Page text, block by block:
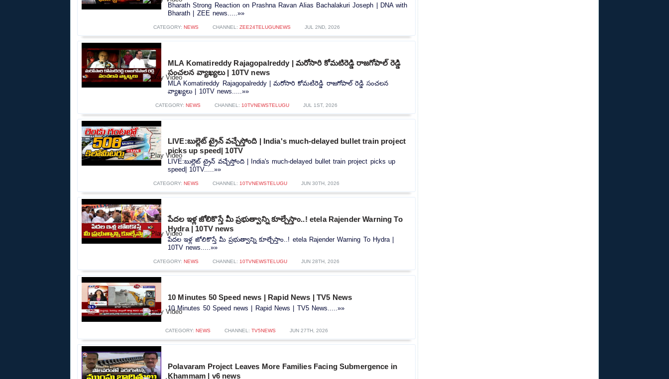
Bharath Strong Reaction on Prashna Ravan Alias Bachalakuri Joseph | DNA with
Bharath | ZEE news.....»»
CATEGORY: NEWS CHANNEL: ZEE24TELUGUNEWS JUL 2ND, 2026
MLA Komatireddy Rajagopalreddy | మరోసారి కోమటిరెడ్డి రాజగోపాల్ రెడ్డి
సంచలన వ్యాఖ్యలు | 10TV news
MLA Komatireddy Rajagopalreddy | మరోసారి కోమటిరెడ్డి రాజగోపాల్ రెడ్డి సంచలన
వ్యాఖ్యలు | 10TV news.....»»
CATEGORY: NEWS CHANNEL: 10TVNEWSTELUGU JUL 1ST, 2026
LIVE:బుల్లెట్‌ ట్రైన్‌ వచ్చేస్తోంది | India's much-delayed bullet train project
picks up speed| 10TV
LIVE:బుల్లెట్‌ ట్రైన్‌ వచ్చేస్తోంది | India's much-delayed bullet train project picks up
speed| 10TV.....»»
CATEGORY: NEWS CHANNEL: 10TVNEWSTELUGU JUN 30TH, 2026
పేదల ఇళ్ల జోలికొస్తే మీ ప్రభుత్వాన్ని కూల్చేస్తాం..! etela Rajender Warning To
Hydra | 10TV news
పేదల ఇళ్ల జోలికొస్తే మీ ప్రభుత్వాన్ని కూల్చేస్తాం..! etela Rajender Warning To Hydra |
10TV news.....»»
CATEGORY: NEWS CHANNEL: 10TVNEWSTELUGU JUN 28TH, 2026
10 Minutes 50 Speed news | Rapid News | TV5 News
10 Minutes 50 Speed news | Rapid News | TV5 News.....»»
CATEGORY: NEWS CHANNEL: TV5NEWS JUN 27TH, 2026
Polavaram Project Leaves More Families Facing Submergence in
Khammam | v6 news